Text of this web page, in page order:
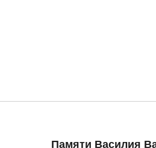
Памяти Василия